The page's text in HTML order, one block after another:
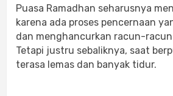
Puasa Ramadhan seharusnya
karena ada proses pencernaan
dan menghancurkan racun-
Tetapi justru sebaliknya, saat
terasa lemas dan banyak tidur.